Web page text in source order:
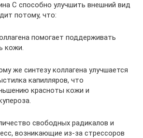
С способно улучшить внешний вид
потому, что:
помогает поддерживать
кожи.
же синтезу коллагена улучшается
капилляров, что
красноты кожи и
свободных радикалов и
возникающие из-за стрессоров